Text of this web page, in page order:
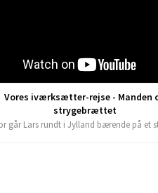
Vores iværksætter-rejse - Manden
strygebrættet
går Lars rundt i Jylland bærende på et